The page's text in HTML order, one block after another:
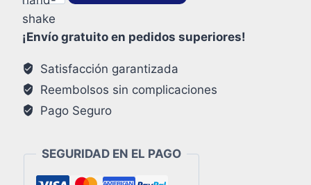
¡Envío gratuito en pedidos superiores!
Satisfacción garantizada
Reembolsos sin complicaciones
Pago Seguro
SEGURIDAD EN EL PAGO